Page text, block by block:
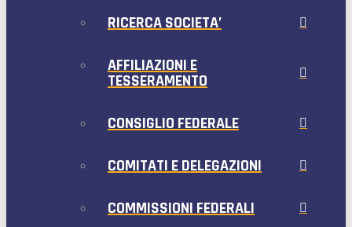
RICERCA SOCIETA’
AFFILIAZIONI E
TESSERAMENTO
CONSIGLIO FEDERALE
COMITATI E DELEGAZIONI
COMMISSIONI FEDERALI